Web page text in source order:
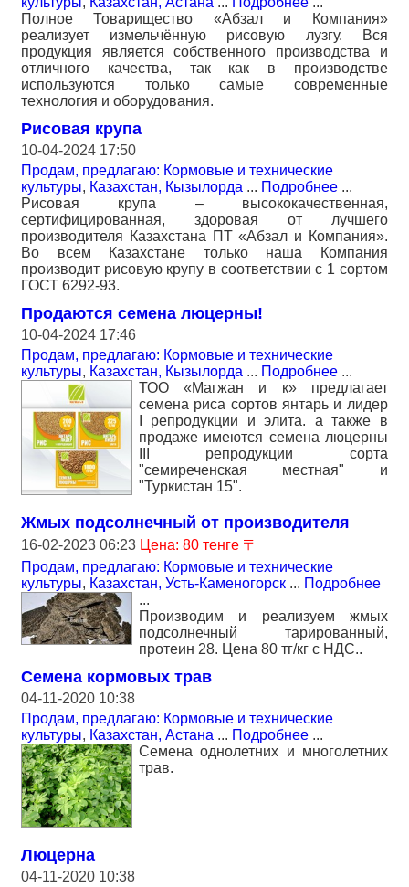
Полное Товарищество «Абзал и Компания»
реализует измельчённую рисовую лузгу. Вся
продукция является собственного производства и
отличного качества, так как в производстве
используются только самые современные
технология и оборудования.
Рисовая крупа
10-04-2024 17:50
Продам, предлагаю: Кормовые и технические
культуры, Казахстан, Кызылорда ... Подробнее ...
Рисовая крупа – высококачественная,
сертифицированная, здоровая от лучшего
производителя Казахстана ПТ «Абзал и Компания».
Во всем Казахстане только наша Компания
производит рисовую крупу в соответствии с 1 сортом
ГОСТ 6292-93.
Продаются семена люцерны!
10-04-2024 17:46
Продам, предлагаю: Кормовые и технические
культуры, Казахстан, Кызылорда ... Подробнее ...
ТОО «Магжан и к» предлагает
семена риса сортов янтарь и лидер
І репродукции и элита. а также в
продаже имеются семена люцерны
ІІІ репродукции сорта
"семиреченская местная" и
"Туркистан 15".
Жмых подсолнечный от производителя
16-02-2023 06:23 Цена: 80 тенге 〒
Продам, предлагаю: Кормовые и технические
культуры, Казахстан, Усть-Каменогорск ... Подробнее
...
Производим и реализуем жмых
подсолнечный тарированный,
протеин 28. Цена 80 тг/кг с НДС..
Семена кормовых трав
04-11-2020 10:38
Продам, предлагаю: Кормовые и технические
культуры, Казахстан, Астана ... Подробнее ...
Семена однолетних и многолетних
трав.
Люцерна
04-11-2020 10:38